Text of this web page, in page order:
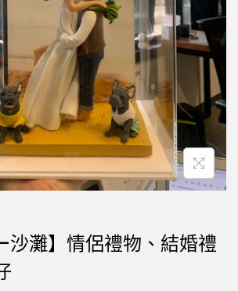
沙灘】情侶禮物、結婚禮